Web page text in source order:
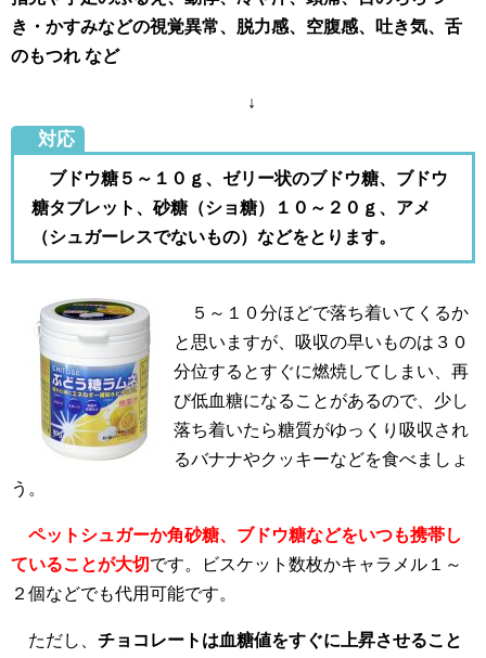
き・かすみなどの視覚異常、脱力感、空腹感、吐き気、舌
のもつれ など
↓
対応
ブドウ糖５～１０ｇ、ゼリー状のブドウ糖、ブドウ
糖タブレット、砂糖（ショ糖）１０～２０ｇ、アメ
（シュガーレスでないもの）などをとります。
５～１０分ほどで落ち着いてくるか
と思いますが、吸収の早いものは３０
分位するとすぐに燃焼してしまい、再
び低血糖になることがあるので、少し
落ち着いたら糖質がゆっくり吸収され
るバナナやクッキーなどを食べましょ
う。
ペットシュガーか角砂糖、ブドウ糖などをいつも携帯し
ていることが大切です。ビスケット数枚かキャラメル１～
２個などでも代用可能です。
ただし、 チョコレートは血糖値をすぐに上昇させること